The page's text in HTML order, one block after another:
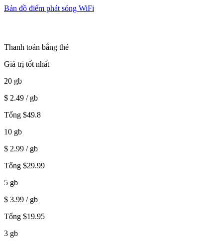
Bản đồ điểm phát sóng WiFi
Thanh toán bằng thẻ
Giá trị tốt nhất
20 gb
$ 2.49 / gb
Tổng $49.8
10 gb
$ 2.99 / gb
Tổng $29.99
5 gb
$ 3.99 / gb
Tổng $19.95
3 gb